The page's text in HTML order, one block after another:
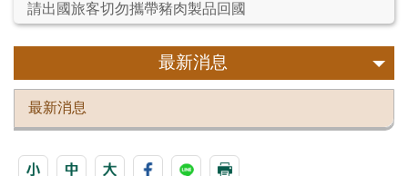
請出國旅客切勿攜帶豬肉製品回國
最新消息
最新消息